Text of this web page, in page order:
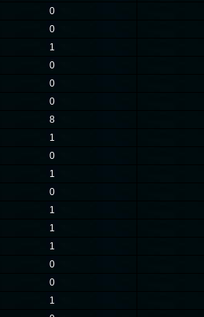
0
0
1
0
0
0
8
1
0
1
0
1
1
1
0
0
1